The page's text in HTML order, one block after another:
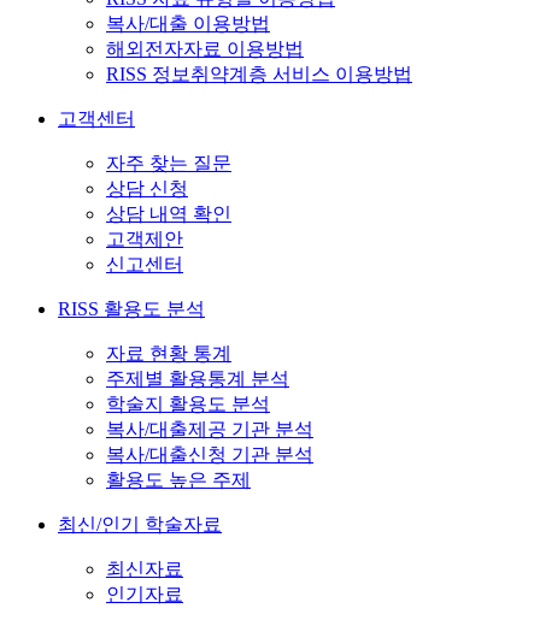
복사/대출 이용방법
해외전자자료 이용방법
RISS 정보취약계층 서비스 이용방법
고객센터
자주 찾는 질문
상담 신청
상담 내역 확인
고객제안
신고센터
RISS 활용도 분석
자료 현황 통계
주제별 활용통계 분석
학술지 활용도 분석
복사/대출제공 기관 분석
복사/대출신청 기관 분석
활용도 높은 주제
최신/인기 학술자료
최신자료
인기자료